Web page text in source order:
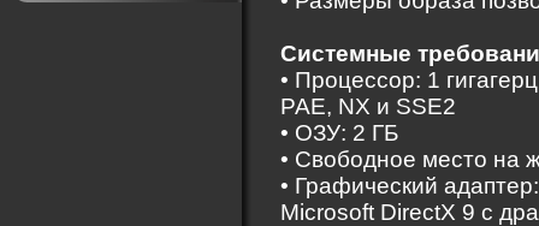
Системные
• Процессор: 1
PAE, NX и SSE2
• ОЗУ: 2 ГБ
• Свободное место на
• Графический
Microsoft DirectX 9 с